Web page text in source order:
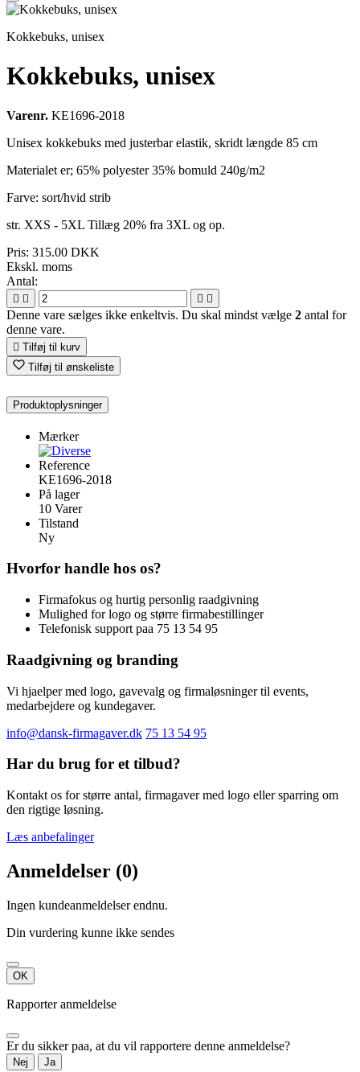
Kokkebuks, unisex
Kokkebuks, unisex
Varenr. KE1696-2018
Unisex kokkebuks med justerbar elastik, skridt længde 85 cm
Materialet er; 65% polyester 35% bomuld 240g/m2
Farve: sort/hvid strib
str. XXS - 5XL Tillæg 20% fra 3XL og op.
Pris: 315.00 DKK
Ekskl. moms
Antal:
   
Denne vare sælges ikke enkeltvis. Du skal mindst vælge 2 antal for
denne vare.
 Tilføj til kurv
Tilføj til ønskeliste
Produktoplysninger
Mærker
Reference
KE1696-2018
På lager
10 Varer
Tilstand
Ny
Hvorfor handle hos os?
Firmafokus og hurtig personlig raadgivning
Mulighed for logo og større firmabestillinger
Telefonisk support paa 75 13 54 95
Raadgivning og branding
Vi hjaelper med logo, gavevalg og firmaløsninger til events,
medarbejdere og kundegaver.
info@dansk-firmagaver.dk 75 13 54 95
Har du brug for et tilbud?
Kontakt os for større antal, firmagaver med logo eller sparring om
den rigtige løsning.
Læs anbefalinger
Anmeldelser (0)
Ingen kundeanmeldelser endnu.
Din vurdering kunne ikke sendes
OK
Rapporter anmeldelse
Er du sikker paa, at du vil rapportere denne anmeldelse?
Nej Ja